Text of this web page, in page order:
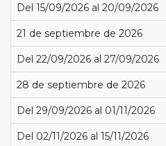
Del 15/09/2026 al 20/09/2026
21 de septiembre de 2026
Del 22/09/2026 al 27/09/2026
28 de septiembre de 2026
Del 29/09/2026 al 01/11/2026
Del 02/11/2026 al 15/11/2026